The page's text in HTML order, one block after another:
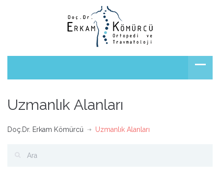
Uzmanlık Alanları
Doç.Dr. Erkam Kömürcü Uzmanlık Alanları